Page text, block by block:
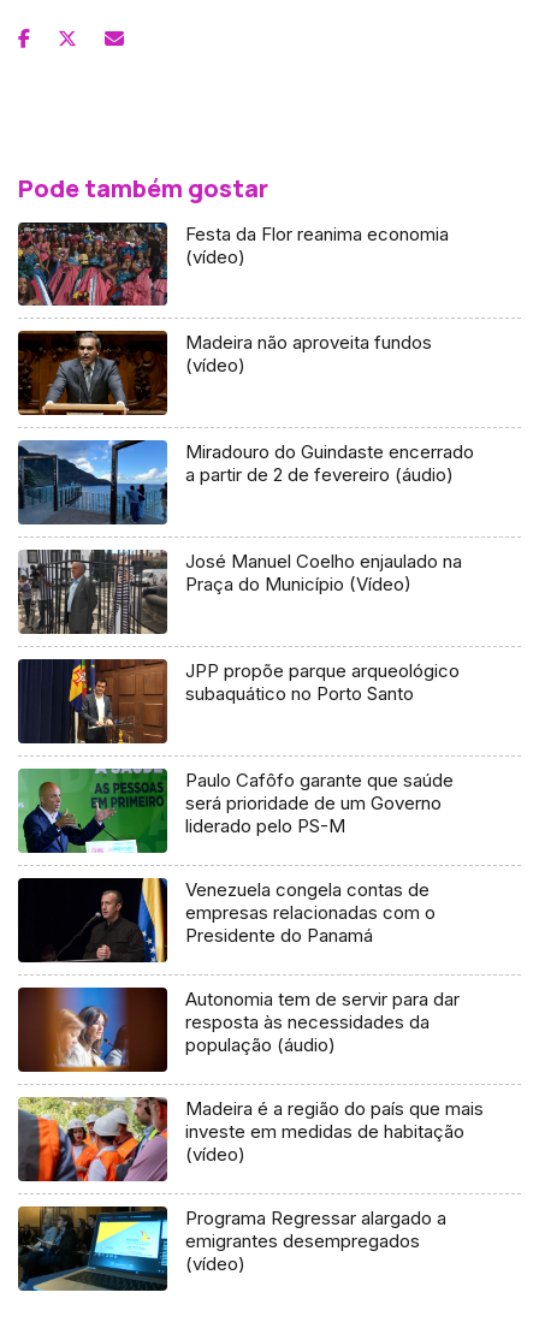
Pode também gostar
Festa da Flor reanima economia
(vídeo)
Madeira não aproveita fundos
(vídeo)
Miradouro do Guindaste encerrado
a partir de 2 de fevereiro (áudio)
José Manuel Coelho enjaulado na
Praça do Município (Vídeo)
JPP propõe parque arqueológico
subaquático no Porto Santo
Paulo Cafôfo garante que saúde
será prioridade de um Governo
liderado pelo PS-M
Venezuela congela contas de
empresas relacionadas com o
Presidente do Panamá
Autonomia tem de servir para dar
resposta às necessidades da
população (áudio)
Madeira é a região do país que mais
investe em medidas de habitação
(vídeo)
Programa Regressar alargado a
emigrantes desempregados
(vídeo)